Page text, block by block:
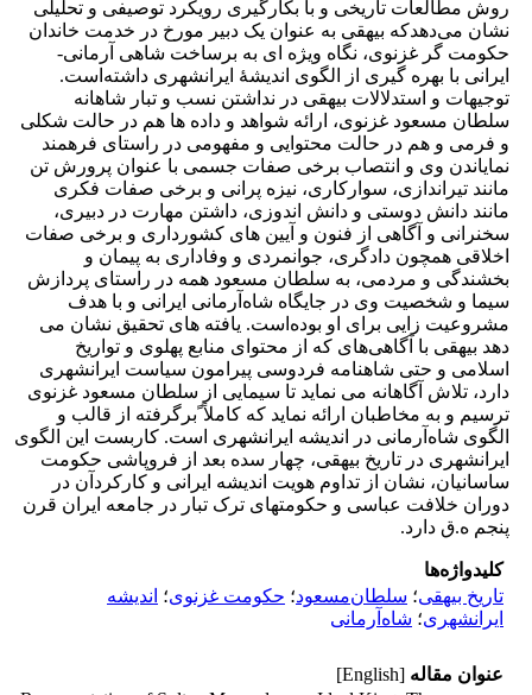
روش مطالعات تاریخی و با بکارگیری رویکرد توصیفی و تحلیلی
نشان می‌دهدکه بیهقی به عنوان یک دبیر مورخ در خدمت خاندان
حکومت گر غزنوی، نگاه ویژه ‌ای به برساخت شاهی آرمانی-
ایرانی با بهره گیری از الگوی اندیشۀ ایرانشهری داشته‌است.
توجیهات و استدلالات بیهقی در نداشتن نسب و تبار شاهانه
سلطان‌ مسعود غزنوی، ارائه شواهد و داده ها هم در حالت شکلی
و فرمی و هم در حالت محتوایی و مفهومی در راستای فرهمند
نمایاندن وی و انتصاب برخی صفات جسمی با عنوان پرورش تن
مانند تیراندازی، سوارکاری، نیزه پرانی و برخی صفات فکری
مانند دانش دوستی و دانش اندوزی، داشتن مهارت در دبیری،
سخنرانی و آگاهی از فنون و آیین های کشورداری و برخی صفات
اخلاقی همچون دادگری، جوانمردی و وفاداری به پیمان و
بخشندگی و مردمی، به سلطان‌ مسعود همه در راستای پردازش
سیما و شخصیت وی در جایگاه شاه‌آرمانی ایرانی و با هدف
مشروعیت زایی برای او بوده‌است. یافته های تحقیق نشان می
دهد بیهقی با آگاهی‌های که از محتوای منابع پهلوی و تواریخ
اسلامی و حتی شاهنامه فردوسی پیرامون سیاست ایرانشهری
دارد، تلاش آگاهانه می نماید تا سیمایی از سلطان‌ مسعود غزنوی
ترسیم و به مخاطبان ارائه نماید که کاملاً ًبرگرفته از قالب و
الگوی شاه‌آرمانی در اندیشه ایرانشهری است. کاربست این الگوی
ایرانشهری در تاریخ‌ بیهقی، چهار سده بعد از فروپاشی حکومت
ساسانیان، نشان از تداوم هویت اندیشه ایرانی و کارکردآن در
دوران خلافت عباسی و حکومتهای ترک تبار در جامعه ایران قرن
پنجم ه.ق دارد.
کلیدواژه‌ها
تاریخ بیهقی؛ سلطان‌مسعود؛ حکومت غزنوی؛ اندیشه
ایرانشهری؛ شاه‌آرمانی
عنوان مقاله [English]